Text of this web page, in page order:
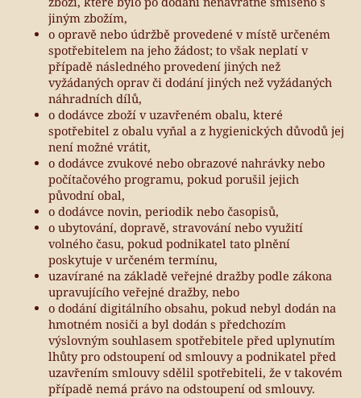
jiným zbožím,
o opravě nebo údržbě provedené v místě určeném
spotřebitelem na jeho žádost; to však neplatí v
případě následného provedení jiných než
vyžádaných oprav či dodání jiných než vyžádaných
náhradních dílů,
o dodávce zboží v uzavřeném obalu, které
spotřebitel z obalu vyňal a z hygienických důvodů jej
není možné vrátit,
o dodávce zvukové nebo obrazové nahrávky nebo
počítačového programu, pokud porušil jejich
původní obal,
o dodávce novin, periodik nebo časopisů,
o ubytování, dopravě, stravování nebo využití
volného času, pokud podnikatel tato plnění
poskytuje v určeném termínu,
uzavírané na základě veřejné dražby podle zákona
upravujícího veřejné dražby, nebo
o dodání digitálního obsahu, pokud nebyl dodán na
hmotném nosiči a byl dodán s předchozím
výslovným souhlasem spotřebitele před uplynutím
lhůty pro odstoupení od smlouvy a podnikatel před
uzavřením smlouvy sdělil spotřebiteli, že v takovém
případě nemá právo na odstoupení od smlouvy.